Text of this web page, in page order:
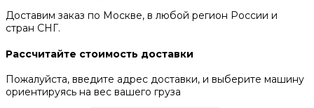
Доставим заказ по Москве, в любой регион России и
стран СНГ.
Рассчитайте стоимость доставки
Пожалуйста, введите адрес доставки, и выберите машину
ориентируясь на вес вашего груза